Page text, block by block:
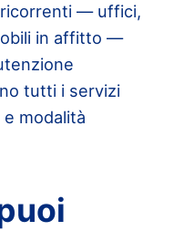
ricorrenti — uffici,
in affitto —
tutti i servizi
modalità